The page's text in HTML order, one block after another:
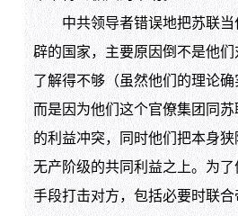
中共领导者错误地把苏联当
辟的国家，主要原因倒不是他
了解得不够（虽然他们的理论确
而是因为他们这个官僚集团同
的利益冲突，同时他们把本身
无产阶级的共同利益之上。为
手段打击对方，包括必要时联